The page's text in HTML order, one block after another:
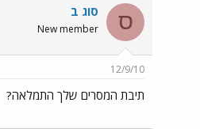
ס סוג ב
New member
12/9/10
תיבת המסרים שלך התמלאה?